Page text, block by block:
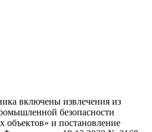
включены извлечения из
безопасности
объектов» и постановление